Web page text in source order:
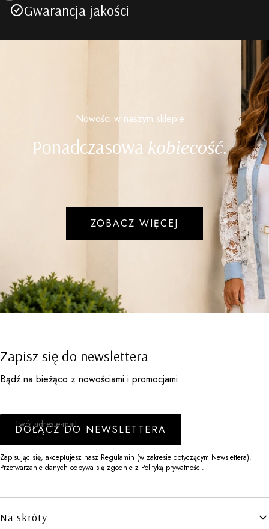
Gwarancja jakości
Nowości w naszym sklepie
Ponadczasowa kobiecość.
ZOBACZ WIĘCEJ
Zapisz się do newslettera
Bądź na bieżąco z nowościami i promocjami
Twój adres e-mail
DOŁĄCZ DO NEWSLETTERA
Zapisując się, akceptujesz nasz Regulamin (w zakresie dotyczącym Newslettera).
Przetwarzanie danych odbywa się zgodnie z Polityką prywatności.
Linki w stopce
Na skróty